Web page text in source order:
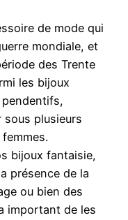
de mode qui
mondiale, et
des Trente
les bijoux
sous plusieurs
bijoux fantaisie,
présence de la
ou bien des
important de les